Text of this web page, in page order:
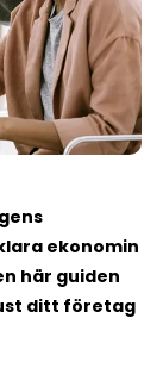
ekonomin
här guiden
ditt företag